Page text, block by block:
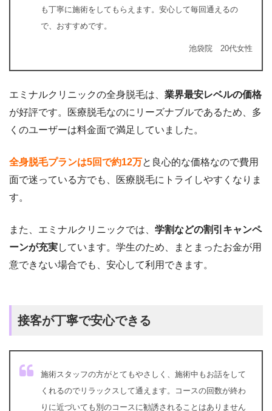
も丁寧に施術をしてもらえます。安心して毎回通えるの
で、おすすめです。
池袋院 20代女性
エミナルクリニックの全身脱毛は、 業界最安レベルの価格
が好評です。
医療脱毛なのにリーズナブルであるため、多
くのユーザーは料金面で満足していました。
全身脱毛プランは5回で約12万と良心的な価格なので費用
面で迷っている方でも、医療脱毛にトライしやすくなりま
す。
また、エミナルクリニックでは、 学割などの割引キャンペ
ーンが充実しています。学生のため、まとまったお金が用
意できない場合でも、安心して利用できます。
接客が丁寧で安心できる
施術スタッフの方がとてもやさしく、施術中もお話をして
くれるのでリラックスして通えます。コースの回数が終わ
りに近づいても別のコースに勧誘されることはありません